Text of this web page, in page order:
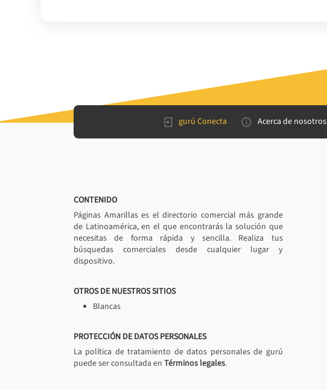
gurú Conecta Acerca de nosotros
CONTENIDO
Páginas Amarillas es el directorio comercial más grande
de Latinoamérica, en el que encontrarás la solución que
necesitas de forma rápida y sencilla. Realiza tus
búsquedas comerciales desde cualquier lugar y
dispositivo.
OTROS DE NUESTROS SITIOS
Blancas
PROTECCIÓN DE DATOS PERSONALES
La política de tratamiento de datos personales de gurú
puede ser consultada en Términos legales.